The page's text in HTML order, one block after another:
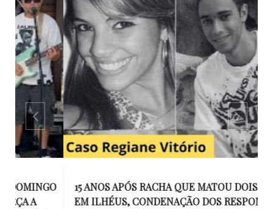
15 ANOS APÓS RACHA QUE MATOU DOIS JOVENS
EM ILHÉUS, CONDENAÇÃO DOS RESPONSÁVEIS